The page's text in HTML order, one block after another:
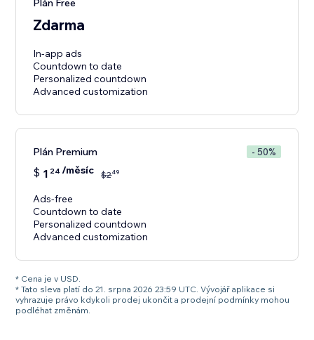
Plán Free
Zdarma
In-app ads
Countdown to date
Personalized countdown
Plán Premium - 50%
$ 1 24 /měsíc $249
Ads-free
Countdown to date
Personalized countdown
Advanced customization
* Cena je v USD.
* Tato sleva platí do 21. srpna 2026 23:59 UTC. Vývojář aplikace si
vyhrazuje právo kdykoli prodej ukončit a prodejní podmínky mohou
podléhat změnám.